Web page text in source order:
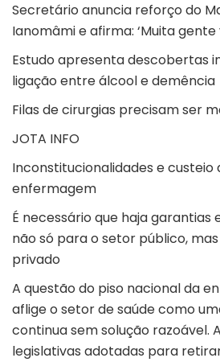
Secretário anuncia reforço do
Ianomâmi e afirma: ‘Muita gente
Estudo apresenta descobertas
ligação entre álcool e demência
Filas de cirurgias precisam ser
JOTA INFO
Inconstitucionalidades e custeio
enfermagem
É necessário que haja garantias
não só para o setor público,
privado
A questão do piso nacional da
aflige o setor de saúde como
continua sem solução razoável.
legislativas adotadas para